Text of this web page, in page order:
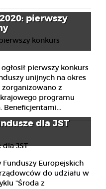
pierwszy
pierwszy konkurs
unijnych na okres
z
programu
Beneficjentami...
dla JST
Europejskich
do udziału w
"Środa z